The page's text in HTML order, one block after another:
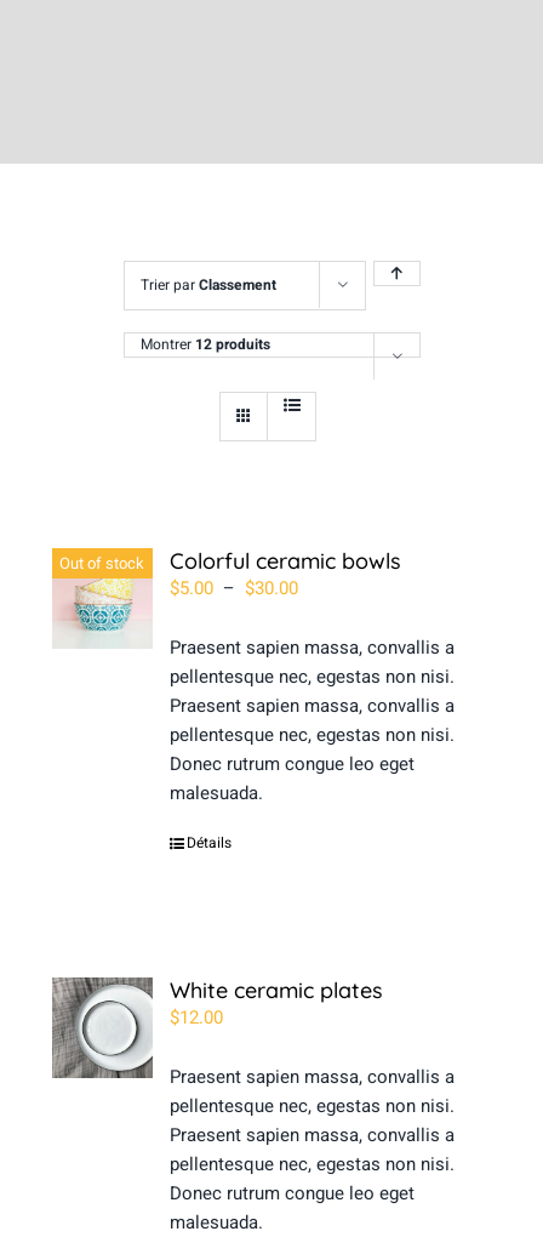
Trier parClassement
Montrer 12 produits
Out of stock Colorful ceramic bowls
$5.00 – $30.00Plage
prix :
$5.00
à
$30.00
Praesent sapien massa, convallis a
pellentesque nec, egestas non nisi.
Praesent sapien massa, convallis a
pellentesque nec, egestas non nisi.
Donec rutrum congue leo eget
malesuada.
Détails
White ceramic plates
$12.00
Praesent sapien massa, convallis a
pellentesque nec, egestas non nisi.
Praesent sapien massa, convallis a
pellentesque nec, egestas non nisi.
Donec rutrum congue leo eget
malesuada.